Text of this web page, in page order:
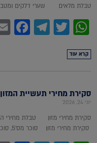
טבלת מלאים שערי דלקים
Twitter
קרא עוד
סקירת מחירי תעשיית המזון 24.6.2026
יוני 24, 2026
סקירת מחירי מזון טבלת מחירי
סקירת מחירי מזון סוכר מס'5, סוכר מס' 11, קקאו,